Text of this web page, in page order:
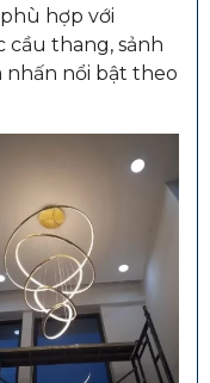
hợp với
cầu thang, sảnh
nổi bật theo